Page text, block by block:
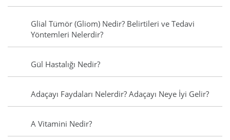
Glial Tümör (Gliom) Nedir? Belirtileri ve Tedavi
Yöntemleri Nelerdir?
Gül Hastalığı Nedir?
Adaçayı Faydaları Nelerdir? Adaçayı Neye İyi Gelir?
A Vitamini Nedir?